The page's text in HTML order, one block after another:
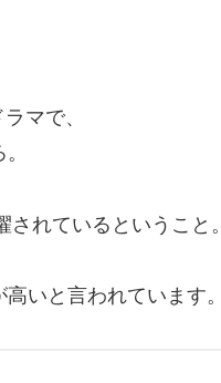
マで、
れているということ。
いと言われています。